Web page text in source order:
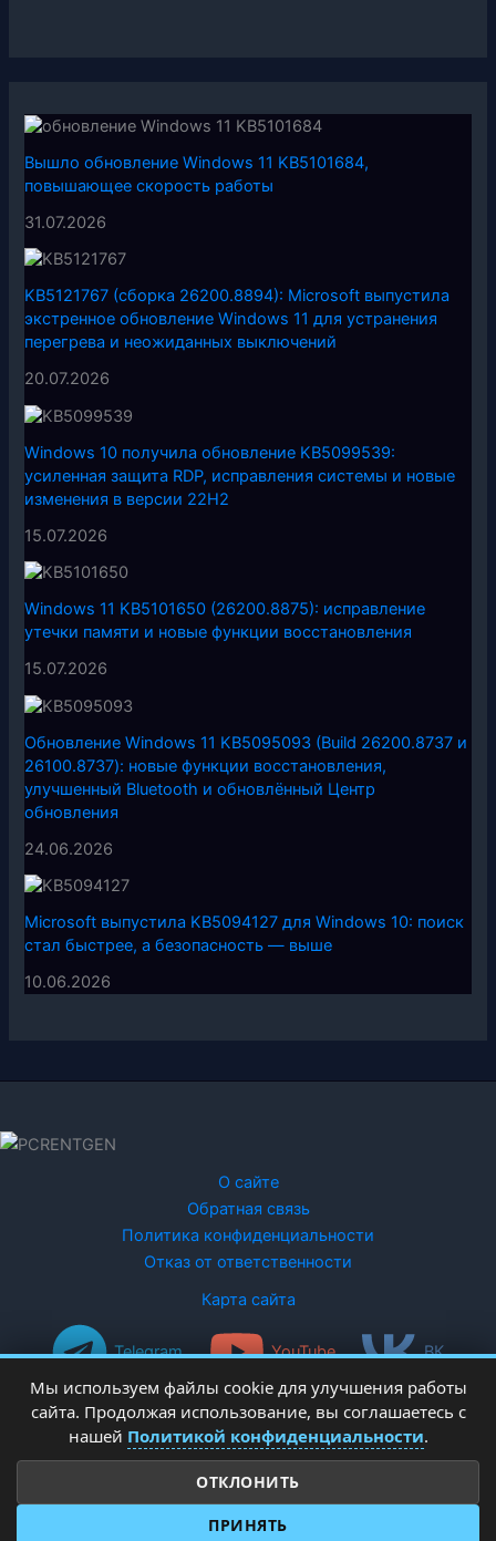
Вышло обновление Windows 11 KB5101684,
повышающее скорость работы
31.07.2026
KB5121767 (сборка 26200.8894): Microsoft выпустила
экстренное обновление Windows 11 для устранения
перегрева и неожиданных выключений
20.07.2026
Windows 10 получила обновление KB5099539:
усиленная защита RDP, исправления системы и новые
изменения в версии 22H2
15.07.2026
Windows 11 KB5101650 (26200.8875): исправление
утечки памяти и новые функции восстановления
15.07.2026
Обновление Windows 11 KB5095093 (Build 26200.8737 и
26100.8737): новые функции восстановления,
улучшенный Bluetooth и обновлённый Центр
обновления
24.06.2026
Microsoft выпустила KB5094127 для Windows 10: поиск
стал быстрее, а безопасность — выше
10.06.2026
О сайте
Обратная связь
Политика конфиденциальности
Отказ от ответственности
Карта сайта
Telegram YouTube ВК
Copyright © 2026 PCRentgen - настройка Windows
Мы используем файлы cookie для улучшения работы
сайта. Продолжая использование, вы соглашаетесь с
нашей Политикой конфиденциальности.
ОТКЛОНИТЬ
ПРИНЯТЬ